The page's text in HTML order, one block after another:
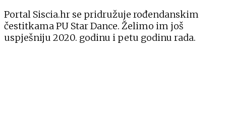
Portal Siscia.hr se pridružuje rođendanskim
čestitkama PU Star Dance. Želimo im još
uspješniju 2020. godinu i petu godinu rada.